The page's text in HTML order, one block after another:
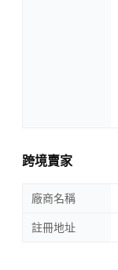
跨境賣家
廠商名稱
註冊地址